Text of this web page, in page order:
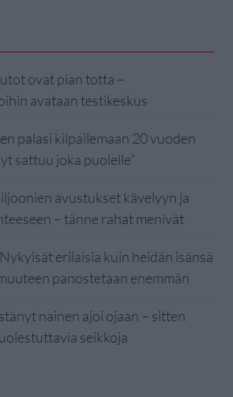
ovat pian totta –
avataan testikeskus
palasi kilpailemaan 20 vuoden
sattuu joka puolelle”
avustukset kävelyyn ja
– tänne rahat menivät
erilaisia kuin heidän isänsä
panostetaan enemmän
nainen ajoi ojaan – sitten
seikkoja